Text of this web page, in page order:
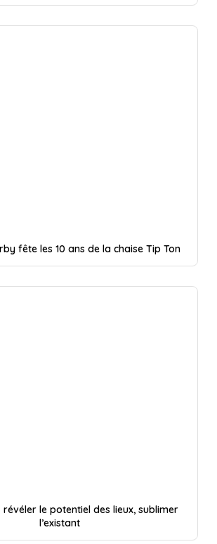
fête les 10 ans de la chaise Tip Ton
révéler le potentiel des lieux, sublimer
l’existant